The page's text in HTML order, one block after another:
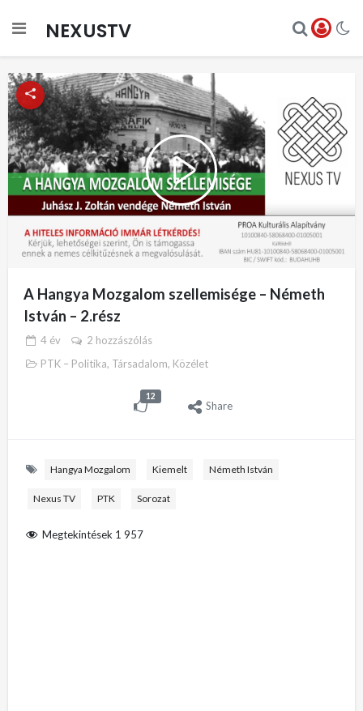
NEXUSTV
Play
Video
A Hangya Mozgalom szellemisége – Németh
István – 2.rész
4 év
2 hozzászólás
PTK – Politika, Társadalom, Közélet
12
Share
Hangya Mozgalom Kiemelt Németh István
Nexus TV PTK Sorozat
Megtekintések 1 957